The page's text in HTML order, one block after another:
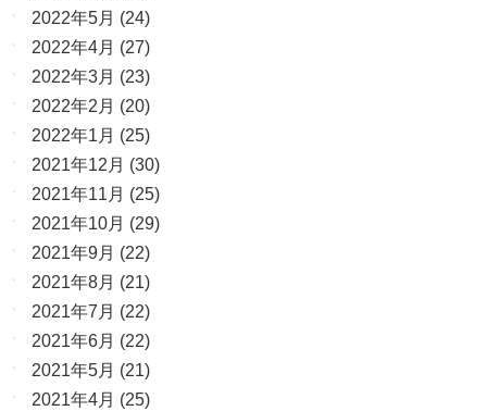
2022年5月 (24)
2022年4月 (27)
2022年3月 (23)
2022年2月 (20)
2022年1月 (25)
2021年12月 (30)
2021年11月 (25)
2021年10月 (29)
2021年9月 (22)
2021年8月 (21)
2021年7月 (22)
2021年6月 (22)
2021年5月 (21)
2021年4月 (25)